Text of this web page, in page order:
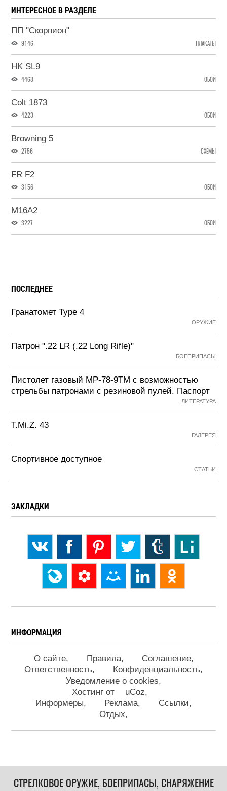
ИНТЕРЕСНОЕ В РАЗДЕЛЕ
ПП "Скорпион"
9146 ПЛАКАТЫ
HK SL9
4468 ОБОИ
Colt 1873
4223 ОБОИ
Browning 5
2756 СХЕМЫ
FR F2
3156 ОБОИ
M16A2
3227 ОБОИ
ПОСЛЕДНЕЕ
Гранатомет Type 4
ОРУЖИЕ
Патрон ".22 LR (.22 Long Rifle)"
БОЕПРИПАСЫ
Пистолет газовый МР-78-9ТМ с возможностью
стрельбы патронами с резиновой пулей. Паспорт
ЛИТЕРАТУРА
T.Mi.Z. 43
ГАЛЕРЕЯ
Спортивное доступное
СТАТЬИ
ЗАКЛАДКИ
ИНФОРМАЦИЯ
О сайте Правила
Соглашение
Ответственность
Конфиденциальность
Уведомление о cookies
Хостинг от
uCoz
Информеры
Реклама
Ссылки
Отдых
СТРЕЛКОВОЕ ОРУЖИЕ, БОЕПРИПАСЫ, СНАРЯЖЕНИЕ